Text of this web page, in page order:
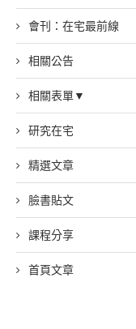
會刊：在宅最前線
相關公告
相關表單▼
研究在宅
精選文章
臉書貼文
課程分享
首頁文章